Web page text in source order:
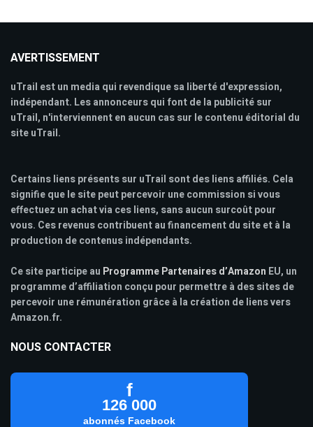
AVERTISSEMENT
uTrail est un media qui revendique sa liberté d'expression,
indépendant. Les annonceurs qui font de la publicité sur
uTrail, n'interviennent en aucun cas sur le contenu éditorial du
site uTrail.
Certains liens présents sur uTrail sont des liens affiliés. Cela
signifie que le site peut percevoir une commission si vous
effectuez un achat via ces liens, sans aucun surcoût pour
vous. Ces revenus contribuent au financement du site et à la
production de contenus indépendants.
Ce site participe au Programme Partenaires d’Amazon EU, un
programme d’affiliation conçu pour permettre à des sites de
percevoir une rémunération grâce à la création de liens vers
Amazon.fr.
NOUS CONTACTER
f
126 000
abonnés Facebook